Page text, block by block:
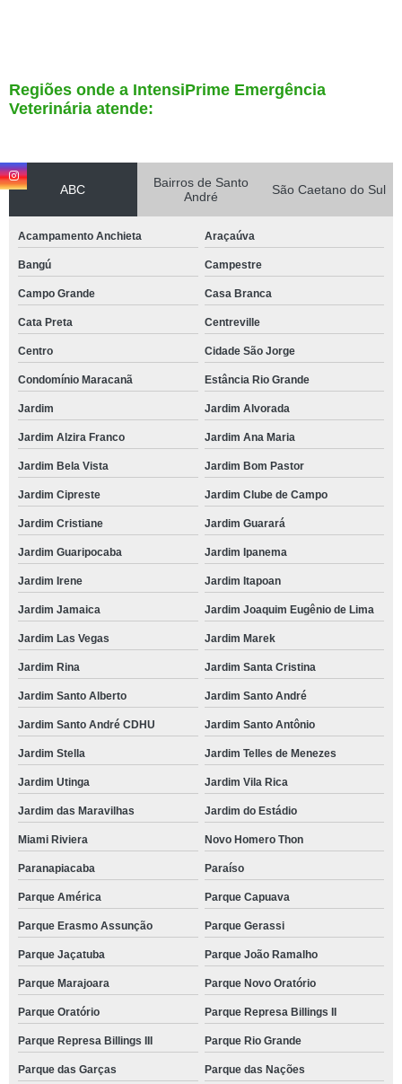
Regiões onde a IntensiPrime Emergência
Veterinária atende:
ABC
Bairros de Santo
André
São Caetano do Sul
Acampamento Anchieta Araçaúva
Bangú Campestre
Campo Grande Casa Branca
Cata Preta Centreville
Centro Cidade São Jorge
Condomínio Maracanã Estância Rio Grande
Jardim Jardim Alvorada
Jardim Alzira Franco Jardim Ana Maria
Jardim Bela Vista Jardim Bom Pastor
Jardim Cipreste Jardim Clube de Campo
Jardim Cristiane Jardim Guarará
Jardim Guaripocaba Jardim Ipanema
Jardim Irene Jardim Itapoan
Jardim Jamaica Jardim Joaquim Eugênio de Lima
Jardim Las Vegas Jardim Marek
Jardim Rina Jardim Santa Cristina
Jardim Santo Alberto Jardim Santo André
Jardim Santo André CDHU Jardim Santo Antônio
Jardim Stella Jardim Telles de Menezes
Jardim Utinga Jardim Vila Rica
Jardim das Maravilhas Jardim do Estádio
Miami Riviera Novo Homero Thon
Paranapiacaba Paraíso
Parque América Parque Capuava
Parque Erasmo Assunção Parque Gerassi
Parque Jaçatuba Parque João Ramalho
Parque Marajoara Parque Novo Oratório
Parque Oratório Parque Represa Billings II
Parque Represa Billings III Parque Rio Grande
Parque das Garças Parque das Nações